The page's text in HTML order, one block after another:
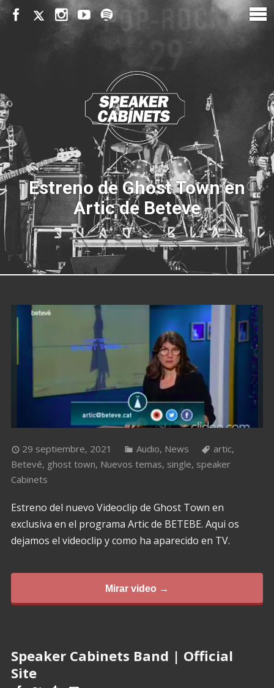
Estreno de Ghost Town en
Artic de Beteve
29 septiembre, 2021 Audio, News artic,
Betevé, ghost town, Nuevos temas, single, speaker
Cabinets
Estreno del nuevo Videoclip de Ghost Town en
exclusiva en el programa Artic de BETEBE. Aqui os
dejamos el videoclip y como ha aparecido en TV.
Mirar video →
Speaker Cabinets Band | Official
Site